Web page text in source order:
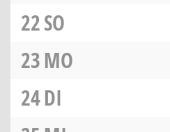
22SO
23MO
24DI